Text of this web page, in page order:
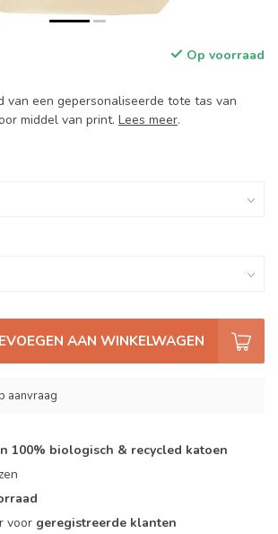
Op voorraad
van een gepersonaliseerde tote tas van
middel van print. Lees meer.
AAN WINKELWAGEN
aanvraag
100% biologisch & recycled katoen
voor geregistreerde klanten